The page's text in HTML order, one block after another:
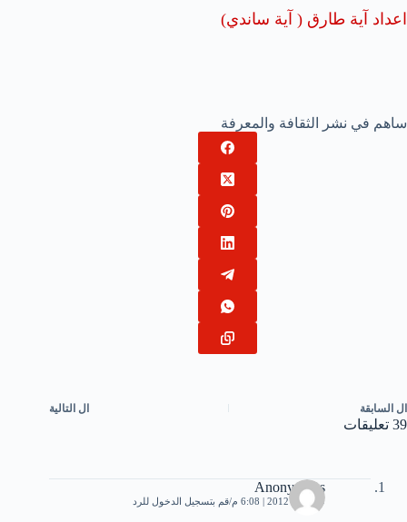
اعداد آية طارق ( آية ساندي)
ساهم في نشر الثقافة والمعرفة
ال السابقة ال التالية
39 تعليقات
Anonymous
29 مايو، 2012 | 6:08 م قم بتسجيل الدخول للرد